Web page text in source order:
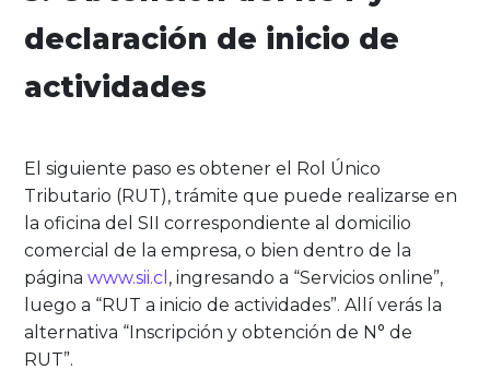
declaración de inicio de
actividades
El siguiente paso es obtener el Rol Único
Tributario (RUT), trámite que puede realizarse en
la oficina del SII correspondiente al domicilio
comercial de la empresa, o bien dentro de la
páginawww.sii.cl , ingresando a “Servicios online”,
luego a “RUT a inicio de actividades”. Allí verás la
alternativa “Inscripción y obtención de N° de
RUT”.